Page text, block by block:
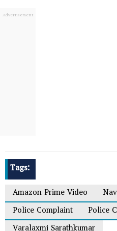
Tags:
Amazon Prime Video
Police Complaint
Police